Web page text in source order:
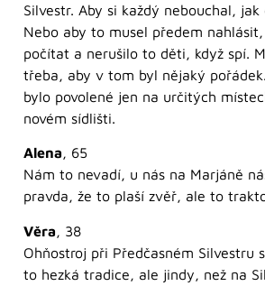
Silvestr. Aby si každý nebouchal, jak
Nebo aby to musel předem
počítat a nerušilo to děti, když spí.
třeba, aby v tom byl nějaký
bylo povolené jen na určitých
novém sídlišti.
Alena, 65
Nám to nevadí, u nás na Marjáně
pravda, že to plaší zvěř, ale to
Věra, 38
Ohňostroj při Předčasném Silvestru
to hezká tradice, ale jindy, než na